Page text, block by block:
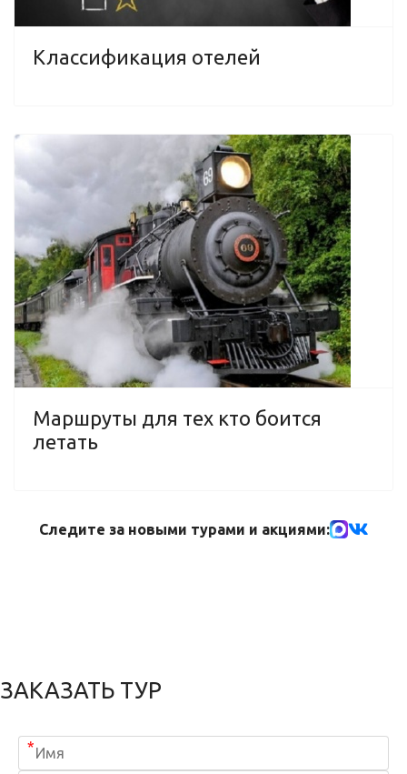
Классификация отелей
Маршруты для тех кто боится
летать
Следите за новыми турами и акциями:
ЗАКАЗАТЬ ТУР
*